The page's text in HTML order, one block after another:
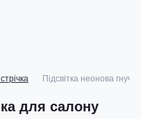
Підсвітка неонова
для салону